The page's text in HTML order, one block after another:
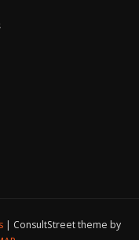
ConsultStreet theme by